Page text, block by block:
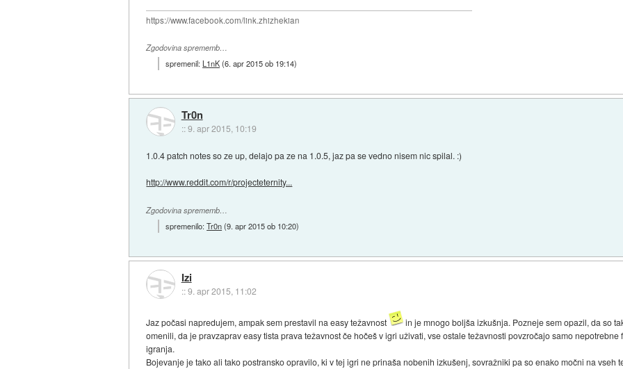
https://www.facebook.com/link.zhizhekian
Zgodovina sprememb…
spremenil:L1nK(6. apr 2015 ob 19:14)
Tr0n
::9. apr 2015, 10:19
1.0.4 patch notes so ze up, delajo pa ze na 1.0.5, jaz pa se vedno nisem nic spilal. :)
http://www.reddit.com/r/projecteternity...
Zgodovina sprememb…
spremenilo:Tr0n(9. apr 2015 ob 10:20)
Izi
::9. apr 2015, 11:02
Jaz počasi napredujem, ampak sem prestavil na easy težavnost
in je mnogo boljša izkušnja. Pozneje sem opazil, da so
omenili, da je pravzaprav easy tista prava težavnost če hočeš v igri uživati, vse ostale težavnosti povzročajo samo
igranja.
Bojevanje je tako ali tako postransko opravilo, ki v tej igri ne prinaša nobenih izkušenj, sovražniki pa so enako močni na vseh